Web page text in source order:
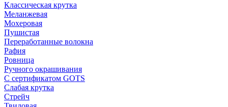
Классическая крутка
Меланжевая
Мохеровая
Пушистая
Переработанные волокна
Рафия
Ровница
Ручного окрашивания
С сертификатом GOTS
Слабая крутка
Стрейч